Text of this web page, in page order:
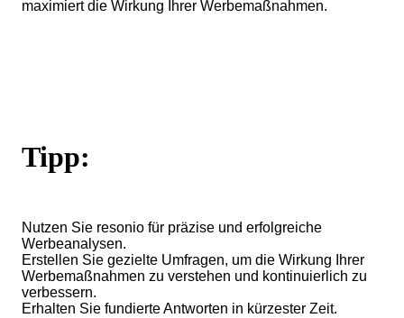
maximiert die Wirkung Ihrer Werbemaßnahmen.
Tipp:
Nutzen Sie resonio für präzise und erfolgreiche
Werbeanalysen.
Erstellen Sie gezielte Umfragen, um die Wirkung Ihrer
Werbemaßnahmen zu verstehen und kontinuierlich zu
verbessern.
Erhalten Sie fundierte Antworten in kürzester Zeit.